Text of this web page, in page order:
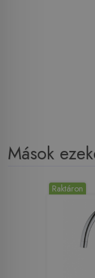
Mások
Raktáron